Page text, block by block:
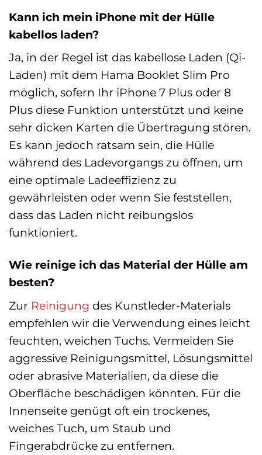
Kann ich mein iPhone mit der Hülle
kabellos laden?
Ja, in der Regel ist das kabellose Laden (Qi-
Laden) mit dem Hama Booklet Slim Pro
möglich, sofern Ihr iPhone 7 Plus oder 8
Plus diese Funktion unterstützt und keine
sehr dicken Karten die Übertragung stören.
Es kann jedoch ratsam sein, die Hülle
während des Ladevorgangs zu öffnen, um
eine optimale Ladeeffizienz zu
gewährleisten oder wenn Sie feststellen,
dass das Laden nicht reibungslos
funktioniert.
Wie reinige ich das Material der Hülle am
besten?
Zur Reinigung des Kunstleder-Materials
empfehlen wir die Verwendung eines leicht
feuchten, weichen Tuchs. Vermeiden Sie
aggressive Reinigungsmittel, Lösungsmittel
oder abrasive Materialien, da diese die
Oberfläche beschädigen könnten. Für die
Innenseite genügt oft ein trockenes,
weiches Tuch, um Staub und
Fingerabdrücke zu entfernen.